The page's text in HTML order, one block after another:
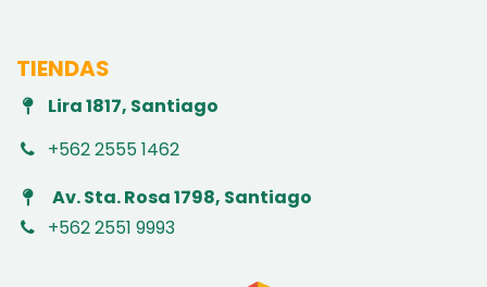
TIENDAS
Lira 1817, Santiago
+562 2555 1462
Av. Sta. Rosa 1798, Santiago
+562 2551 9993